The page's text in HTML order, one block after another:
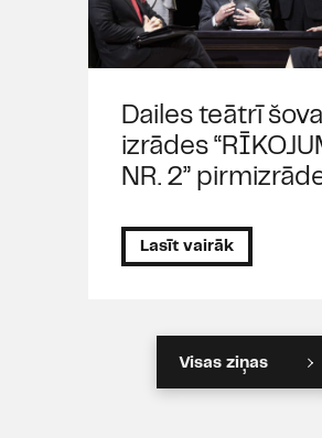
Dailes teātrī
izrādes
NR. 2”
Lasīt vairāk
Visas ziņas